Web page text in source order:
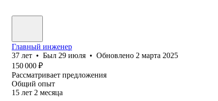
Главный инженер
37 лет • Был 29 июля • Обновлено 2 марта 2025
150 000 ₽
Рассматривает предложения
Общий опыт
15 лет 2 месяца